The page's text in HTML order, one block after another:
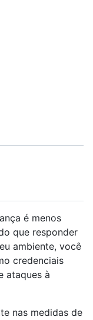
é menos
que responder
ambiente, você
credenciais
ataques à
nas medidas de